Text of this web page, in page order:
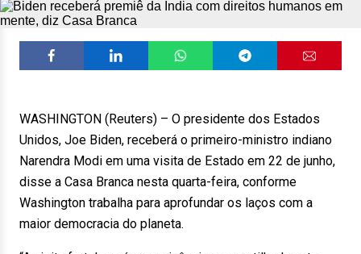
WASHINGTON (Reuters) – O presidente dos Estados
Unidos, Joe Biden, receberá o primeiro-ministro indiano
Narendra Modi em uma visita de Estado em 22 de junho,
disse a Casa Branca nesta quarta-feira, conforme
Washington trabalha para aprofundar os laços com a
maior democracia do planeta.